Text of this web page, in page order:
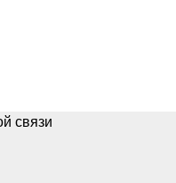
связи